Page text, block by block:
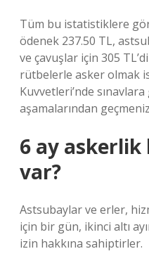
Tüm bu istatistiklere
ödenek 237.50 TL,
ve çavuşlar için 305
rütbelerle asker olmak
Kuvvetleri’nde
aşamalarından
6 ay askerlik
var?
Astsubaylar ve erler,
için bir gün, ikinci altı
izin hakkına sahiptirler.